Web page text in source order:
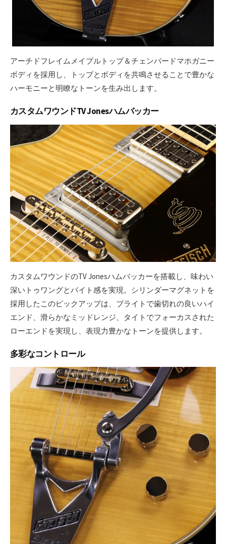
アーチドフレイムメイプルトップ＆チェンバードマホガニー
ボディを採用し、トップとボディを共鳴させることで豊かな
ハーモニーと明瞭なトーンを生み出します。
カスタムワウンドTV Jonesハムバッカー
カスタムワウンドのTV Jonesハムバッカーを搭載し、味わい
深いトゥワングとバイト感を実現。シリンダーマグネットを
採用したこのピックアップは、ブライトで歯切れの良いハイ
エンド、滑らかなミッドレンジ、タイトでフォーカスされた
ローエンドを実現し、表現力豊かなトーンを提供します。
多彩なコントロール